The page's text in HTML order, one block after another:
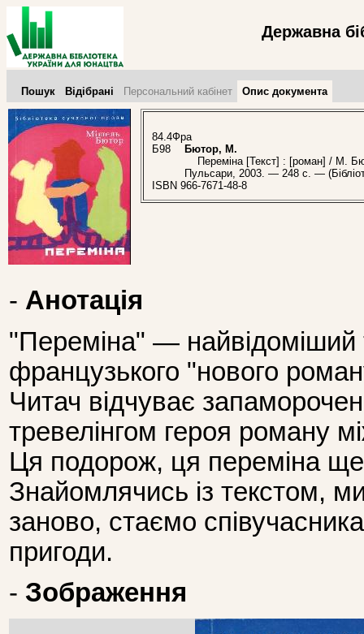
Державна
Пошук Відібрані Персональний кабінет Опис документа
84.4Фра
Б98
Бютор, М.
Переміна [Текст] : [роман] / М.
Пульсари, 2003. — 248 с. —
ISBN 966-7671-48-8
- Анотація
"Переміна" — найвідоміший
французького "нового
Читач відчуває
тревелінгом героя роману
Ця подорож, ця переміна ще
Знайомлячись із текстом,
заново, стаємо
пригоди.
- Зображення